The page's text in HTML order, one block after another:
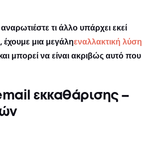
τι άλλο υπάρχει εκεί
έχουμε μια μεγάληεναλλακτική λύση
μπορεί να είναι ακριβώς αυτό που
εκκαθάρισης –